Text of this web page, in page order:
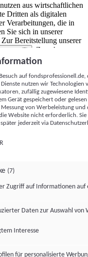
aus wirtschaftlichen
Dritten als digitalen
Verarbeitungen, die in
Sie sich in unserer
Zur Bereitstellung unserer
(5)
. Zwecke:
von Werbeleistung
Kennungen (z. B. login-
mit anderen
usw.) auf
werden, um es
App oder einer Webseite
der hier aufgeführten
auf
nutzen wir Technologien
zufällig zugewiesene
Gerät gespeichert oder
von Werbeleistung
Website nicht erforderlich.
jederzeit via
(7)
Zugriff auf Informationen auf
Daten zur Auswahl von
Interesse
für personalisierte